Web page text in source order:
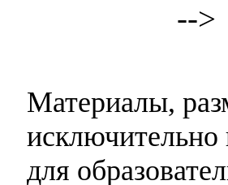
-->
Материалы,
для